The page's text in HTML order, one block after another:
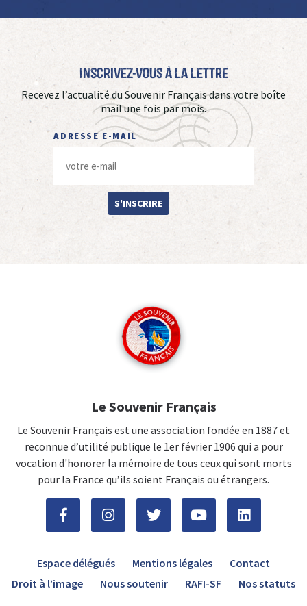
Inscrivez-vous à La Lettre
Recevez l’actualité du Souvenir Français dans votre boîte
mail une fois par mois.
ADRESSE E-MAIL
S'INSCRIRE
Le Souvenir Français
Le Souvenir Français est une association fondée en 1887 et
reconnue d’utilité publique le 1er février 1906 qui a pour
vocation d'honorer la mémoire de tous ceux qui sont morts
pour la France qu’ils soient Français ou étrangers.
Espace délégués Mentions légales
Contact
Droit à l’image
Nous soutenir RAFI-SF Nos statuts